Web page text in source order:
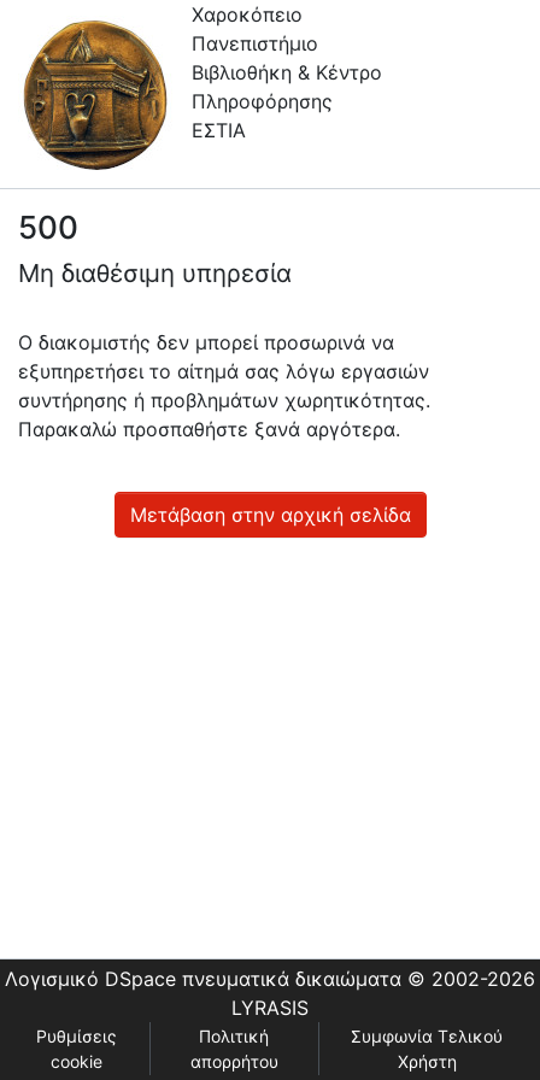
Χαροκόπειο
Πανεπιστήμιο
Βιβλιοθήκη & Κέντρο
Πληροφόρησης
ΕΣΤΙΑ
Πληροφορίες
Επικοινωνία
Υπηρεσίες
Αυτοαπόθεσης
Ανοιχτά
Δεδομένα
500
Μη διαθέσιμη υπηρεσία
Ο διακομιστής δεν μπορεί προσωρινά να
εξυπηρετήσει το αίτημά σας λόγω εργασιών
συντήρησης ή προβλημάτων χωρητικότητας.
Παρακαλώ προσπαθήστε ξανά αργότερα.
Μετάβαση στην αρχική σελίδα
Λογισμικό DSpace πνευματικά δικαιώματα © 2002-2026
LYRASIS
Ρυθμίσεις
cookie
Πολιτική
απορρήτου
Συμφωνία Τελικού
Χρήστη